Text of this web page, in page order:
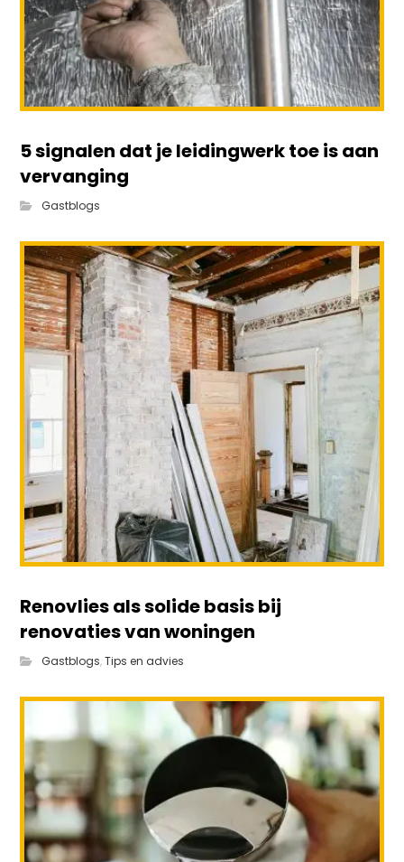
5 signalen dat je leidingwerk toe is aan
vervanging
Gastblogs
Renovlies als solide basis bij
renovaties van woningen
Gastblogs,Tips en advies